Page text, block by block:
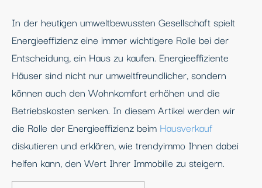
In der heutigen umweltbewussten Gesellschaft spielt
Energieeffizienz eine immer wichtigere Rolle bei der
Entscheidung, ein Haus zu kaufen. Energieeffiziente
Häuser sind nicht nur umweltfreundlicher, sondern
können auch den Wohnkomfort erhöhen und die
Betriebskosten senken. In diesem Artikel werden wir
die Rolle der Energieeffizienz beim Hausverkauf
diskutieren und erklären, wie trendyimmo Ihnen dabei
helfen kann, den Wert Ihrer Immobilie zu steigern.